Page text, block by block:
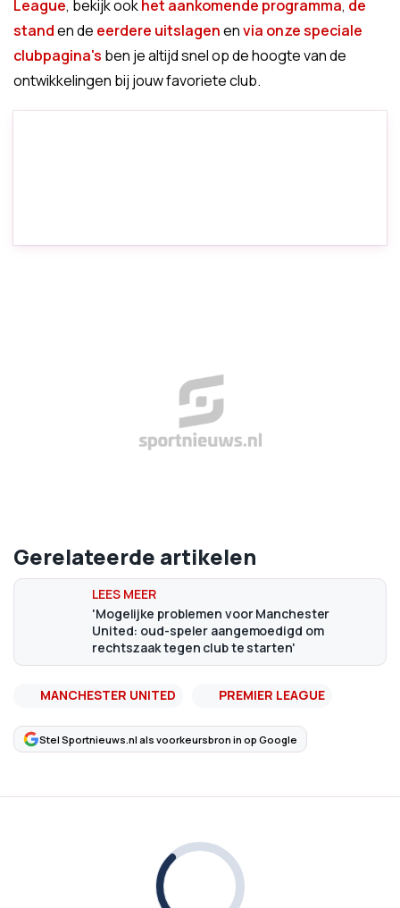
League, bekijk ook het aankomende programma, de
standen de eerdere uitslagenenvia onze speciale
clubpagina's ben je altijd snel op de hoogte van de
ontwikkelingen bij jouw favoriete club.
Gerelateerde artikelen
'Mogelijke problemen voor Manchester
United: oud-speler aangemoedigd om
rechtszaak tegen club te starten'
MANCHESTER UNITED PREMIER LEAGUE
Stel Sportnieuws.nl als voorkeursbron in op Google